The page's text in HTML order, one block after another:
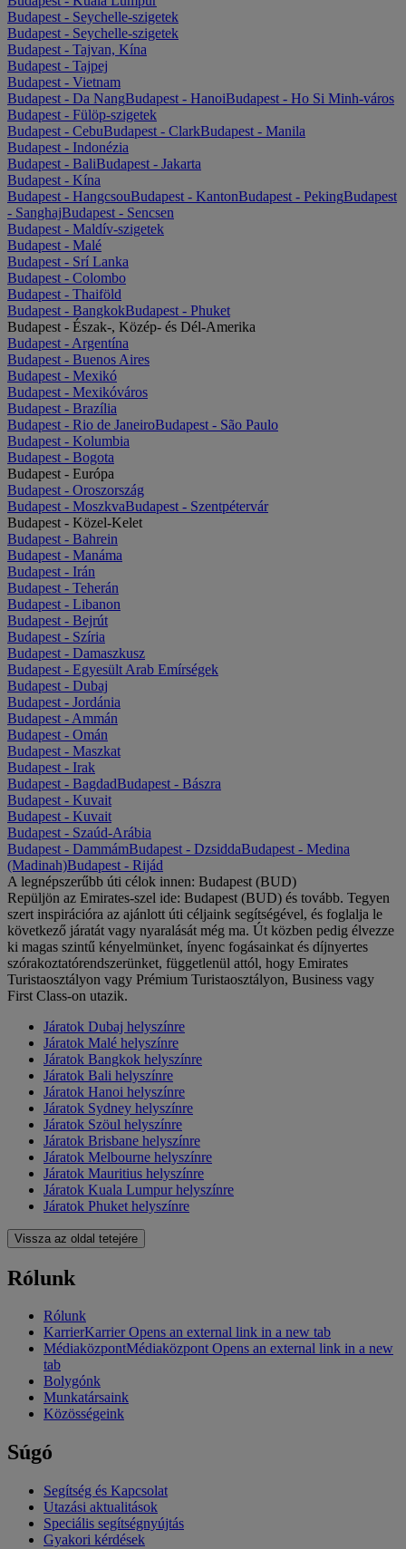
Budapest - Seychelle-szigetek
Budapest - Seychelle-szigetek
Budapest - Tajvan, Kína
Budapest - Tajpej
Budapest - Vietnam
Budapest - Da NangBudapest - HanoiBudapest - Ho Si Minh-város
Budapest - Fülöp-szigetek
Budapest - CebuBudapest - ClarkBudapest - Manila
Budapest - Indonézia
Budapest - BaliBudapest - Jakarta
Budapest - Kína
Budapest - HangcsouBudapest - KantonBudapest - PekingBudapest
- SanghajBudapest - Sencsen
Budapest - Maldív-szigetek
Budapest - Malé
Budapest - Srí Lanka
Budapest - Colombo
Budapest - Thaiföld
Budapest - BangkokBudapest - Phuket
Budapest - Észak-, Közép- és Dél-Amerika
Budapest - Argentína
Budapest - Buenos Aires
Budapest - Mexikó
Budapest - Mexikóváros
Budapest - Brazília
Budapest - Rio de JaneiroBudapest - São Paulo
Budapest - Kolumbia
Budapest - Bogota
Budapest - Európa
Budapest - Oroszország
Budapest - MoszkvaBudapest - Szentpétervár
Budapest - Közel-Kelet
Budapest - Bahrein
Budapest - Manáma
Budapest - Irán
Budapest - Teherán
Budapest - Libanon
Budapest - Bejrút
Budapest - Szíria
Budapest - Damaszkusz
Budapest - Egyesült Arab Emírségek
Budapest - Dubaj
Budapest - Jordánia
Budapest - Ammán
Budapest - Omán
Budapest - Maszkat
Budapest - Irak
Budapest - BagdadBudapest - Bászra
Budapest - Kuvait
Budapest - Kuvait
Budapest - Szaúd-Arábia
Budapest - DammámBudapest - DzsiddaBudapest - Medina
(Madinah)Budapest - Rijád
A legnépszerűbb úti célok innen: Budapest (BUD)
Repüljön az Emirates-szel ide: Budapest (BUD) és tovább. Tegyen
szert inspirációra az ajánlott úti céljaink segítségével, és foglalja le
következő járatát vagy nyaralását még ma. Út közben pedig élvezze
ki magas szintű kényelmünket, ínyenc fogásainkat és díjnyertes
szórakoztatórendszerünket, függetlenül attól, hogy Emirates
Turistaosztályon vagy Prémium Turistaosztályon, Business vagy
First Class-on utazik.
Járatok Dubaj helyszínre
Járatok Malé helyszínre
Járatok Bangkok helyszínre
Járatok Bali helyszínre
Járatok Hanoi helyszínre
Járatok Sydney helyszínre
Járatok Szöul helyszínre
Járatok Brisbane helyszínre
Járatok Melbourne helyszínre
Járatok Mauritius helyszínre
Járatok Kuala Lumpur helyszínre
Járatok Phuket helyszínre
Vissza az oldal tetejére
Rólunk
Rólunk
KarrierKarrier Opens an external link in a new tab
MédiaközpontMédiaközpont Opens an external link in a new
tab
Bolygónk
Munkatársaink
Közösségeink
Súgó
Segítség és Kapcsolat
Utazási aktualitások
Speciális segítségnyújtás
Gyakori kérdések